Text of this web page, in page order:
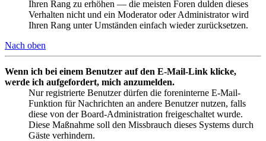
Ihren Rang zu erhöhen — die meisten Foren dulden dieses
Verhalten nicht und ein Moderator oder Administrator wird
Ihren Rang unter Umständen einfach wieder zurücksetzen.
Nach oben
Wenn ich bei einem Benutzer auf den E-Mail-Link klicke,
werde ich aufgefordert, mich anzumelden.
Nur registrierte Benutzer dürfen die foreninterne E-Mail-
Funktion für Nachrichten an andere Benutzer nutzen, falls
diese von der Board-Administration freigeschaltet wurde.
Diese Maßnahme soll den Missbrauch dieses Systems durch
Gäste verhindern.